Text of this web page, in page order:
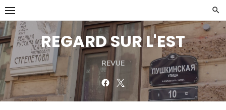
Skip
to
content
REGARD SUR L'EST
REVUE
FacebookTwitter